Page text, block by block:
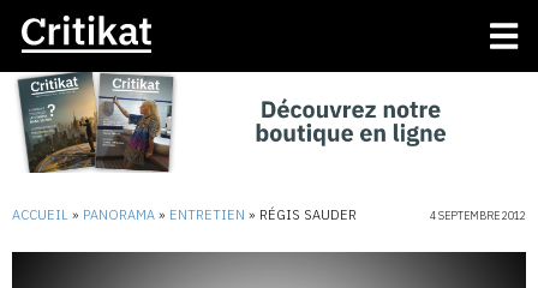
ACCUEIL » PANORAMA » ENTRETIEN » RÉGIS SAUDER 4 SEPTEMBRE 2012